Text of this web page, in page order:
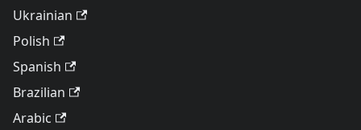
Ukrainian
Polish
Spanish
Brazilian
Arabic